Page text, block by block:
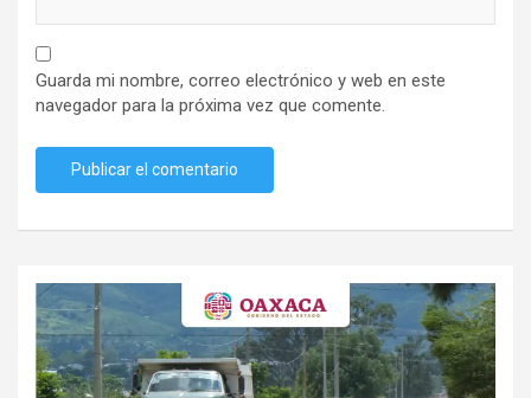
Guarda mi nombre, correo electrónico y web en este
navegador para la próxima vez que comente.